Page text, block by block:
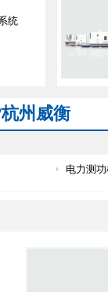
统
州威衡
电力测